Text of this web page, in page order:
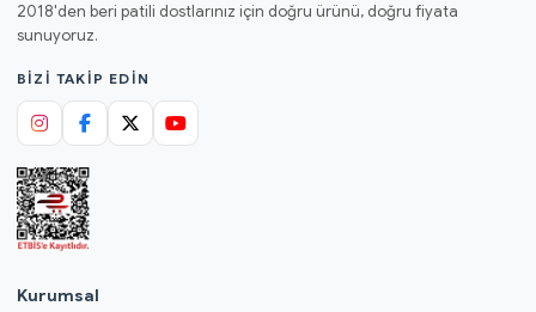
2018'den beri patili dostlarınız için doğru ürünü, doğru fiyata
sunuyoruz.
BIZI TAKIP EDIN
Kurumsal